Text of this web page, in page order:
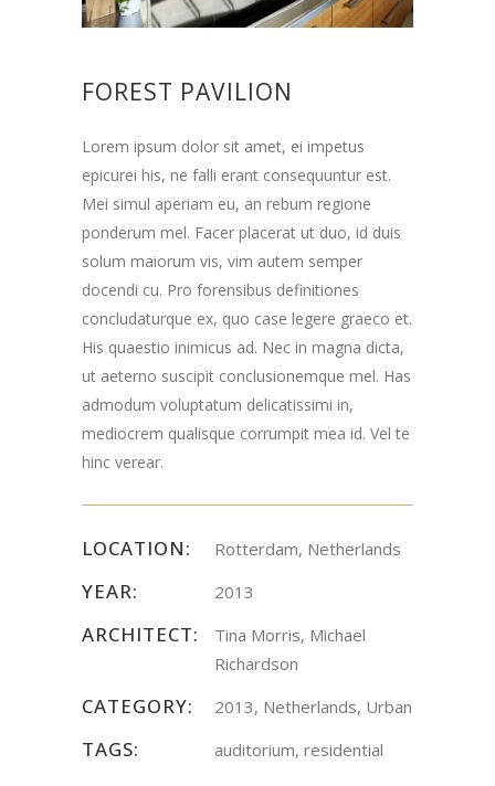
FOREST PAVILION
Lorem ipsum dolor sit amet, ei impetus
epicurei his, ne falli erant consequuntur est.
Mei simul aperiam eu, an rebum regione
ponderum mel. Facer placerat ut duo, id duis
solum maiorum vis, vim autem semper
docendi cu. Pro forensibus definitiones
concludaturque ex, quo case legere graeco et.
His quaestio inimicus ad. Nec in magna dicta,
ut aeterno suscipit conclusionemque mel. Has
admodum voluptatum delicatissimi in,
mediocrem qualisque corrumpit mea id. Vel te
hinc verear.
LOCATION: Rotterdam, Netherlands
YEAR: 2013
ARCHITECT:
Tina Morris, Michael
Richardson
CATEGORY: 2013, Netherlands, Urban
TAGS: auditorium, residential